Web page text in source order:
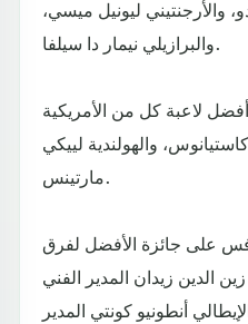
والأرجنتيني ليونيل ميسي،
والبرازيلي نيمار دا سيلفا.
لاعبة كل من الأمريكية
والهولندية لييكي
مارتينس.
على جائزة الأفضل لفرق
الدين زيدان المدير الفني
أنطونيو كونتي المدير